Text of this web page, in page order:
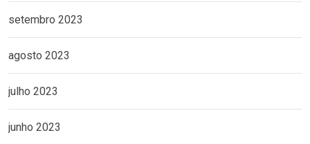
setembro 2023
agosto 2023
julho 2023
junho 2023